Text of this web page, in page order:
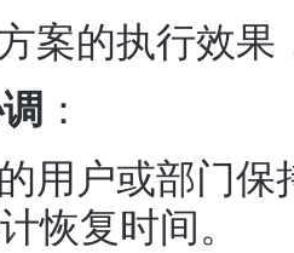
案的执行效
：
用户或部门
恢复时间。